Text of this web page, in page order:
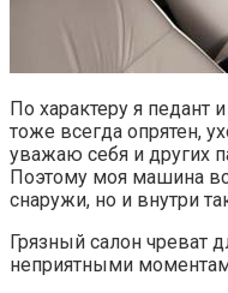
По характеру я педант
тоже всегда опрятен,
уважаю себя и других
Поэтому моя машина
снаружи, но и внутри
Грязный салон чреват
неприятными